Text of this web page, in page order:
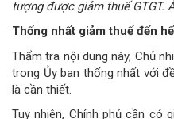
tượng được giảm thuế GTGT.
Thống nhất giảm thuế đến
Thẩm tra nội dung này, Chủ
trong Ủy ban thống nhất với
là cần thiết.
Tuy nhiên, Chính phủ cần có